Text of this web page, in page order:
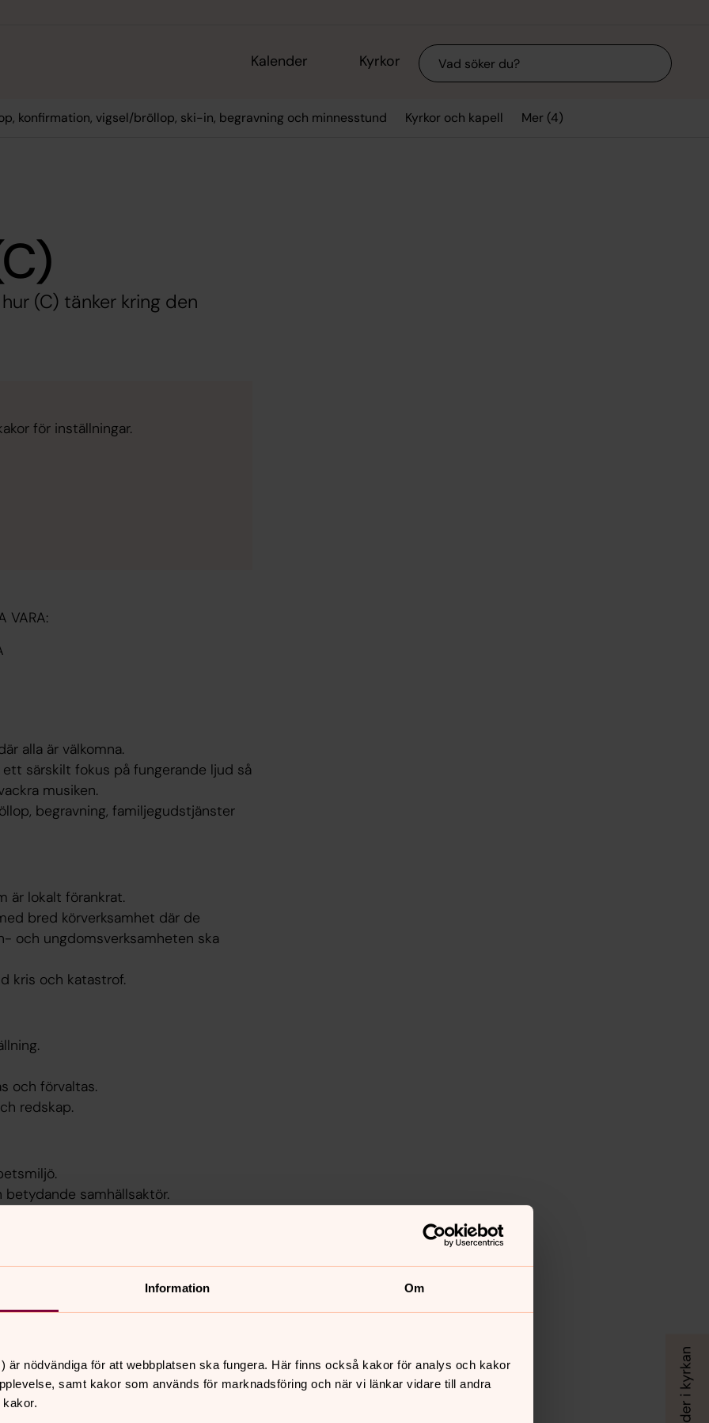
Information Om
är nödvändiga för att webbplatsen ska fungera. Här finns också kakor för analys och kakor
samt kakor som används för marknadsföring och när vi länkar vidare till andra
Kalender Kyrkor Sök
konfirmation, vigsel/bröllop, ski-in, begravning och minnesstund Kyrkor och kapell Mer (4)
(C) tänker kring den
för inställningar.
VARA:
alla är välkomna.
särskilt fokus på fungerande ljud så
musiken.
begravning, familjegudstjänster
är lokalt förankrat.
bred körverksamhet där de
och ungdomsverksamheten ska
kris och katastrof.
och förvaltas.
redskap.
samhällsaktör.
svårt.
människors lika rätt och värde, för
som utvecklas ekonomiskt, socialt
som vi står upp för.